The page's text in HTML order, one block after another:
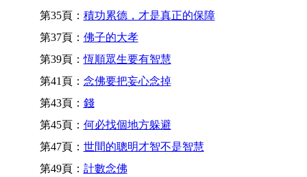
第35頁： 積功累德，才是真正的保障
第37頁： 佛子的大孝
第39頁：恆順眾生要有智慧
第41頁： 念佛要把妄心念掉
第43頁： 錢
第45頁： 何必找個地方躲避
第47頁： 世間的聰明才智不是智慧
第49頁： 計數念佛